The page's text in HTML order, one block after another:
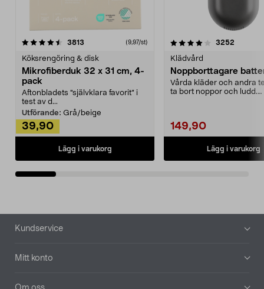
3813 (9,97/st)
Köksrengöring & disk
Mikrofiberduk 32 x 31 cm, 4-
pack
Aftonbladets "självklara favorit” i
test av d...
Utförande: Grå/beige
39,90
Lägg i varukorg
4.0av 5 stjärnor 3252
Klädvård
Noppborttagare
Vårda kläder och andra
ta bort noppor och ludd.
149,90
Lägg i varukorg
4.5av 5 stjärnor
Sidfot
Kundservice
Mitt konto